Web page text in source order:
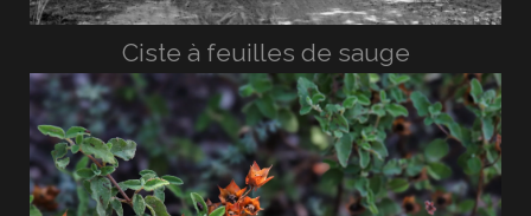
Ciste à feuilles de sauge